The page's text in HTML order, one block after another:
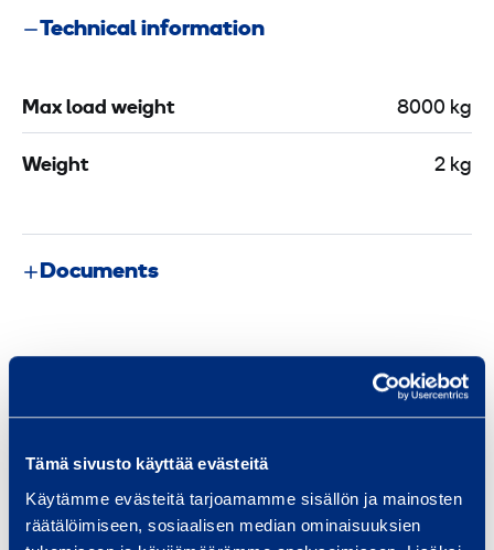
Tämä sivusto käyttää evästeitä
Käytämme evästeitä tarjoamamme sisällön ja mainosten
räätälöimiseen, sosiaalisen median ominaisuuksien
Technical information
Max load weight 8000 kg
Weight 2 kg
Documents
S
n
a